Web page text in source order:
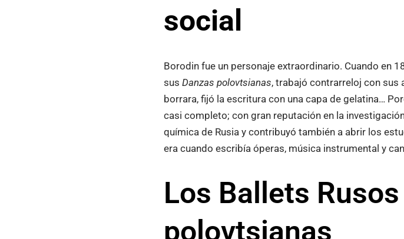
social
Borodin fue un personaje extraordinario. Cuando en
sus Danzas polovtsianas, trabajó contrarreloj con sus
borrara, fijó la escritura con una capa de gelatina…
casi completo; con gran reputación en la
química de Rusia y contribuyó también a abrir los
era cuando escribía óperas, música instrumental y
Los Ballets
polovtsianas